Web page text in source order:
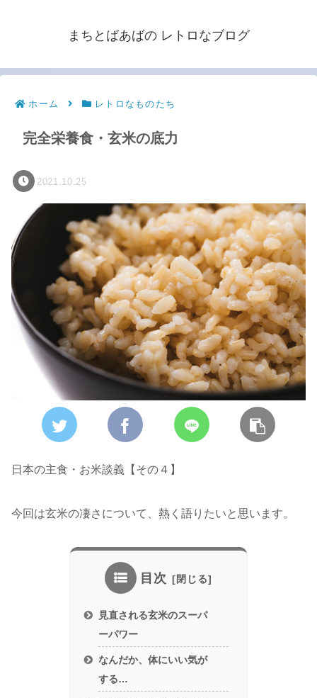
まちとばあばの レトロなブログ
ホーム レトロなものたち
完全栄養食・玄米の底力
2021.10.25
日本の主食・お米談義【その４】
今回は玄米の凄さについて、熱く語りたいと思います。
目次
見直される玄米のスーパ
ーパワー
なんだか、体にいい気が
する…